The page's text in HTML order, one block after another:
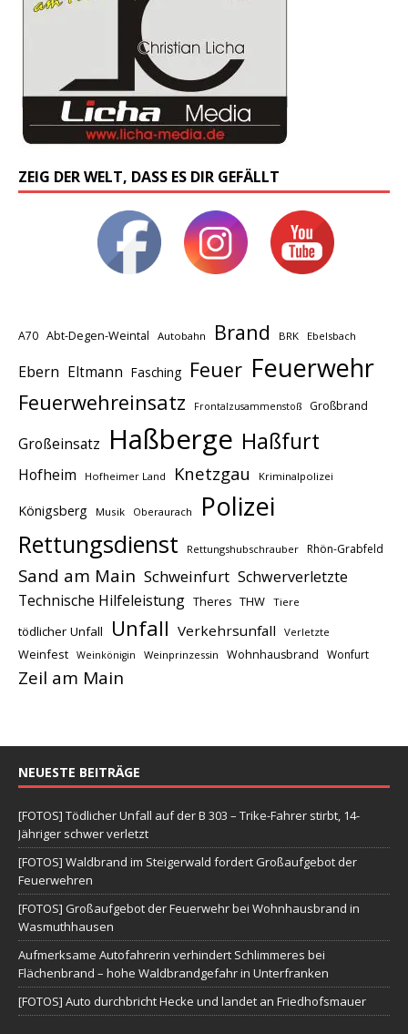
ZEIG DER WELT, DASS ES DIR GEFÄLLT
A70 Abt-Degen-Weintal Autobahn Brand BRK Ebelsbach
Ebern Eltmann Fasching Feuer Feuerwehr
Feuerwehreinsatz Frontalzusammenstoß Großbrand
Großeinsatz Haßberge Haßfurt
Hofheim Hofheimer Land Knetzgau Kriminalpolizei
Königsberg Musik Oberaurach Polizei
Rettungsdienst Rettungshubschrauber Rhön-Grabfeld
Sand am Main Schweinfurt Schwerverletzte
Technische Hilfeleistung Theres THW Tiere
tödlicher Unfall Unfall Verkehrsunfall Verletzte
Weinfest Weinkönigin Weinprinzessin Wohnhausbrand Wonfurt
Zeil am Main
NEUESTE BEITRÄGE
[FOTOS] Tödlicher Unfall auf der B 303 – Trike-Fahrer stirbt, 14-
Jähriger schwer verletzt
[FOTOS] Waldbrand im Steigerwald fordert Großaufgebot der
Feuerwehren
[FOTOS] Großaufgebot der Feuerwehr bei Wohnhausbrand in
Wasmuthhausen
Aufmerksame Autofahrerin verhindert Schlimmeres bei
Flächenbrand – hohe Waldbrandgefahr in Unterfranken
[FOTOS] Auto durchbricht Hecke und landet an Friedhofsmauer